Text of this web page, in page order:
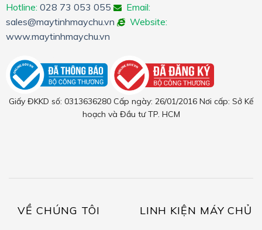
Hotline: 028 73 053 055
Email:
sales@maytinhmaychu.vn
Website:
www.maytinhmaychu.vn
Giấy ĐKKD số: 0313636280 Cấp ngày: 26/01/2016 Nơi cấp: Sở Kế
hoạch và Đầu tư TP. HCM
VỀ CHÚNG TÔI LINH KIỆN MÁY CHỦ